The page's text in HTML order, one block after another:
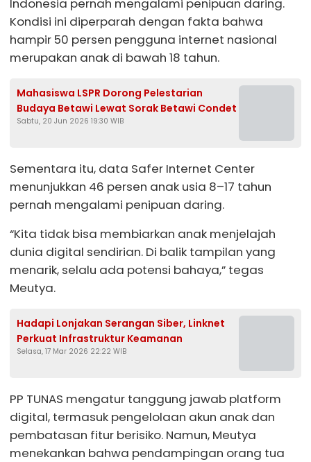
Indonesia pernah mengalami penipuan daring.
Kondisi ini diperparah dengan fakta bahwa
hampir 50 persen pengguna internet nasional
merupakan anak di bawah 18 tahun.
Mahasiswa LSPR Dorong Pelestarian
Budaya Betawi Lewat Sorak Betawi Condet
Sabtu, 20 Jun 2026 19:30 WIB
Sementara itu, data Safer Internet Center
menunjukkan 46 persen anak usia 8–17 tahun
pernah mengalami penipuan daring.
“Kita tidak bisa membiarkan anak menjelajah
dunia digital sendirian. Di balik tampilan yang
menarik, selalu ada potensi bahaya,” tegas
Meutya.
Hadapi Lonjakan Serangan Siber, Linknet
Perkuat Infrastruktur Keamanan
Selasa, 17 Mar 2026 22:22 WIB
PP TUNAS mengatur tanggung jawab platform
digital, termasuk pengelolaan akun anak dan
pembatasan fitur berisiko. Namun, Meutya
menekankan bahwa pendampingan orang tua